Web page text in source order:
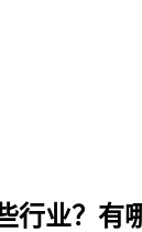
行业？有